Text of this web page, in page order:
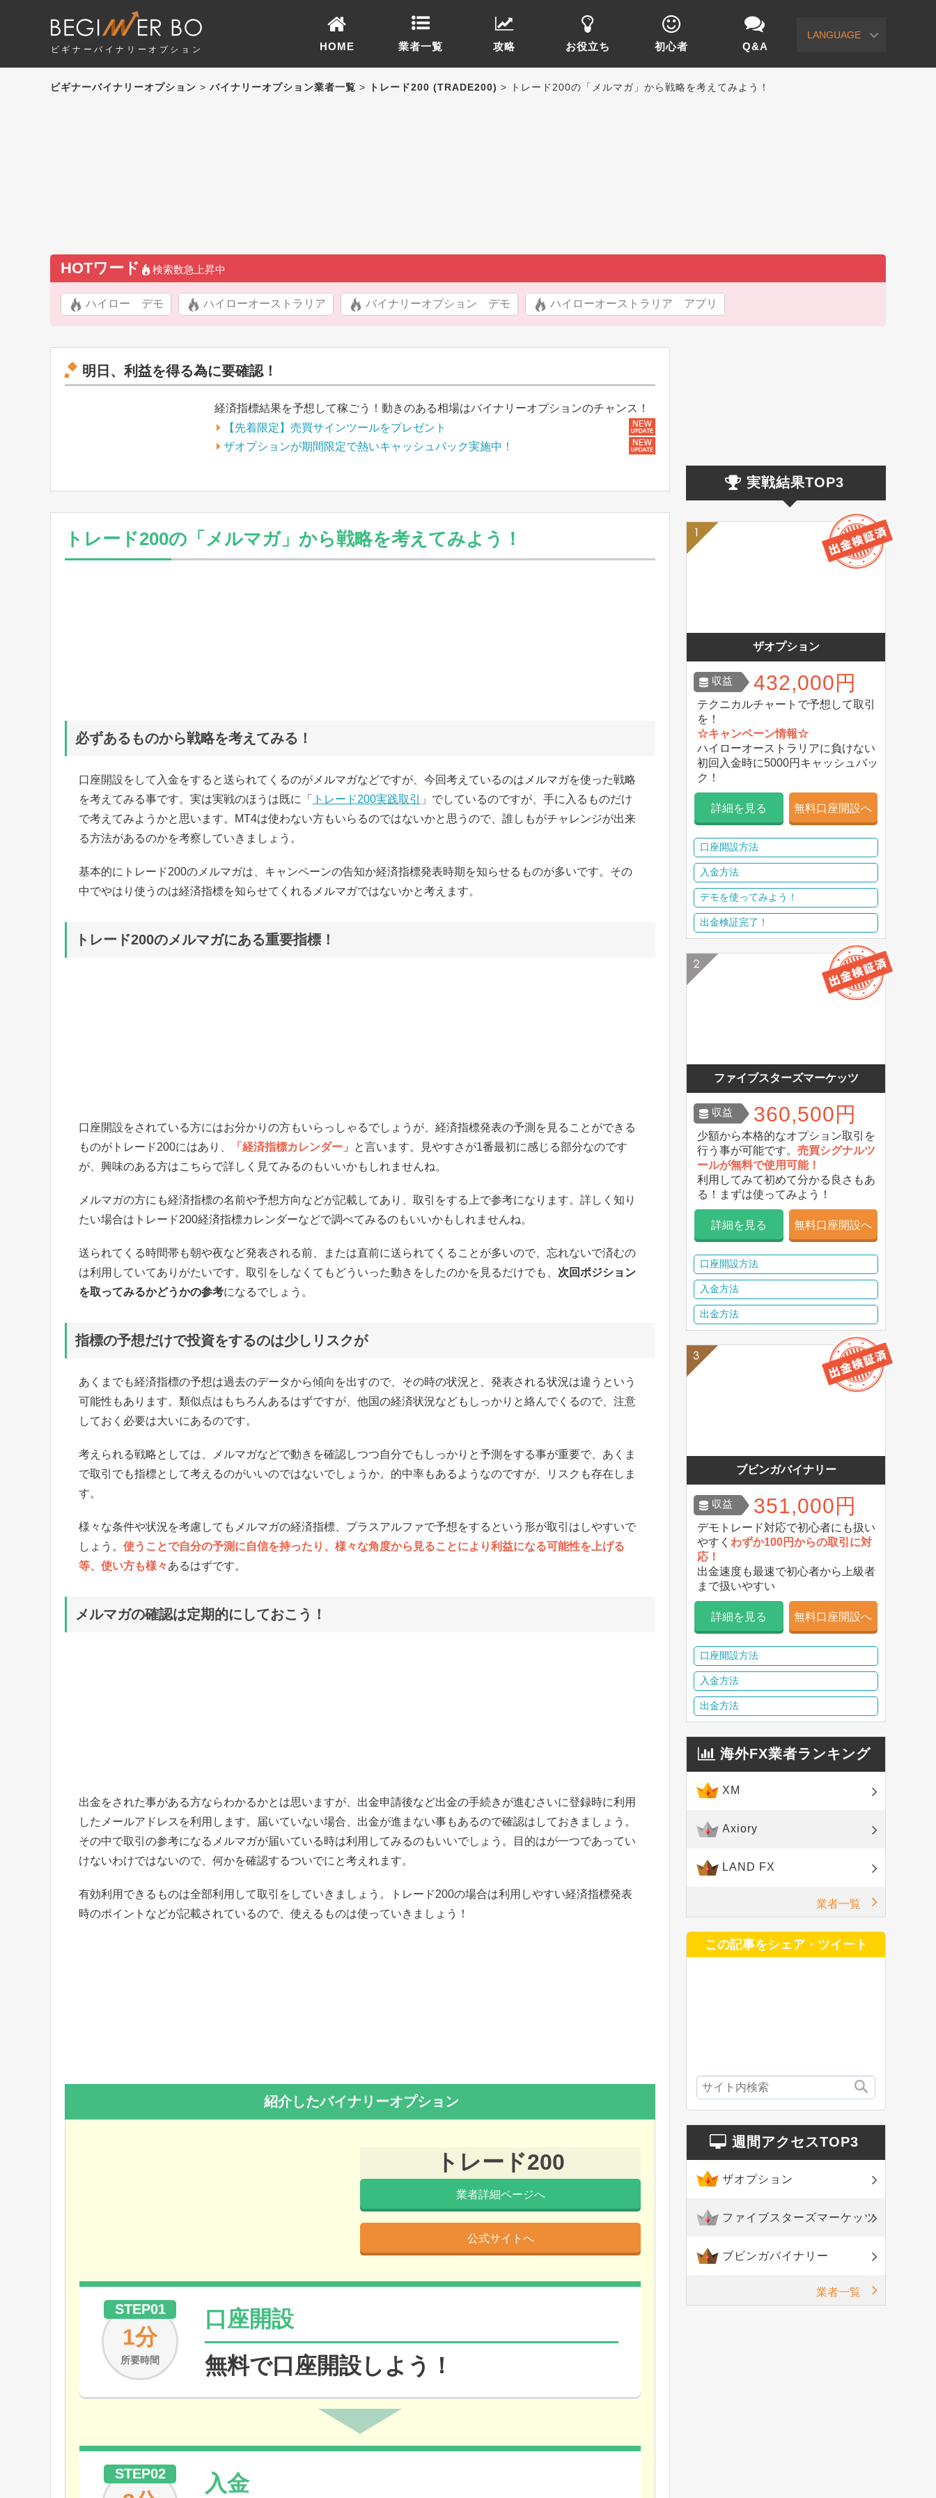
ビギナーバイナリーオプション
LANGUAGE
HOME 業者一覧 攻略 お役立ち 初心者 Q&A
ビギナーバイナリーオプション > バイナリーオプション業者一覧 > トレード200 (TRADE200) > トレード200の「メルマガ」から戦略を考えてみよう！
HOTワード 検索数急上昇中
ハイロー デモ ハイローオーストラリア バイナリーオプション デモ ハイローオーストラリア アプリ
明日、利益を得る為に要確認！
経済指標結果を予想して稼ごう！動きのある相場はバイナリーオプションのチャンス！
【先着限定】売買サインツールをプレゼント
ザオプションが期間限定で熱いキャッシュバック実施中！
トレード200の「メルマガ」から戦略を考えてみよう！
必ずあるものから戦略を考えてみる！
口座開設をして入金をすると送られてくるのがメルマガなどですが、今回考えているのはメルマガを使った戦略
を考えてみる事です。実は実戦のほうは既に「
トレード200実践取引
」でしているのですが、手に入るものだけ
で考えてみようかと思います。MT4は使わない方もいらるのではないかと思うので、誰しもがチャレンジが出来
る方法があるのかを考察していきましょう。
基本的にトレード200のメルマガは、キャンペーンの告知か経済指標発表時期を知らせるものが多いです。その
中でやはり使うのは経済指標を知らせてくれるメルマガではないかと考えます。
トレード200のメルマガにある重要指標！
口座開設をされている方にはお分かりの方もいらっしゃるでしょうが、経済指標発表の予測を見ることができる
ものがトレード200にはあり、
「経済指標カレンダー」
と言います。見やすさが1番最初に感じる部分なのです
が、興味のある方はこちらで詳しく見てみるのもいいかもしれませんね。
メルマガの方にも経済指標の名前や予想方向などが記載してあり、取引をする上で参考になります。詳しく知り
たい場合はトレード200経済指標カレンダーなどで調べてみるのもいいかもしれませんね。
送られてくる時間帯も朝や夜など発表される前、または直前に送られてくることが多いので、忘れないで済むの
は利用していてありがたいです。取引をしなくてもどういった動きをしたのかを見るだけでも、 次回ポジション
を取ってみるかどうかの参考になるでしょう。
指標の予想だけで投資をするのは少しリスクが
あくまでも経済指標の予想は過去のデータから傾向を出すので、その時の状況と、発表される状況は違うという
可能性もあります。類似点はもちろんあるはずですが、他国の経済状況などもしっかりと絡んでくるので、注意
しておく必要は大いにあるのです。
考えられる戦略としては、メルマガなどで動きを確認しつつ自分でもしっかりと予測をする事が重要で、あくま
で取引でも指標として考えるのがいいのではないでしょうか。的中率もあるようなのですが、リスクも存在しま
す。
様々な条件や状況を考慮してもメルマガの経済指標、プラスアルファで予想をするという形が取引はしやすいで
しょう。 使うことで自分の予測に自信を持ったり、様々な角度から見ることにより利益になる可能性を上げる
等、使い方も様々あるはずです。
メルマガの確認は定期的にしておこう！
出金をされた事がある方ならわかるかとは思いますが、出金申請後など出金の手続きが進むさいに登録時に利用
したメールアドレスを利用します。届いていない場合、出金が進まない事もあるので確認はしておきましょう。
その中で取引の参考になるメルマガが届いている時は利用してみるのもいいでしょう。目的はが一つであってい
けないわけではないので、何かを確認するついでにと考えれます。
有効利用できるものは全部利用して取引をしていきましょう。トレード200の場合は利用しやすい経済指標発表
時のポイントなどが記載されているので、使えるものは使っていきましょう！
紹介したバイナリーオプション
トレード200
業者詳細ページへ
公式サイトへ
STEP01
1分
所要時間
口座開設
無料で口座開設しよう！
STEP02 入金
実戦結果TOP3
ザオプション
収益 432,000円
テクニカルチャートで予想して取引
を！
☆キャンペーン情報☆
ハイローオーストラリアに負けない
初回入金時に5000円キャッシュバッ
ク！
詳細を見る 無料口座開設へ
口座開設方法
入金方法
デモを使ってみよう！
出金検証完了！
ファイブスターズマーケッツ
収益 360,500円
少額から本格的なオプション取引を
行う事が可能です。 売買シグナルツ
ールが無料で使用可能！
利用してみて初めて分かる良さもあ
る！まずは使ってみよう！
詳細を見る 無料口座開設へ
口座開設方法
入金方法
出金方法
ブビンガバイナリー
収益 351,000円
デモトレード対応で初心者にも扱い
やすく わずか100円からの取引に対
応！
出金速度も最速で初心者から上級者
まで扱いやすい
詳細を見る 無料口座開設へ
口座開設方法
入金方法
出金方法
海外FX業者ランキング
XM
Axiory
LAND FX
業者一覧
この記事をシェア・ツイート
週間アクセスTOP3
ザオプション
ファイブスターズマーケッツ
ブビンガバイナリー
業者一覧